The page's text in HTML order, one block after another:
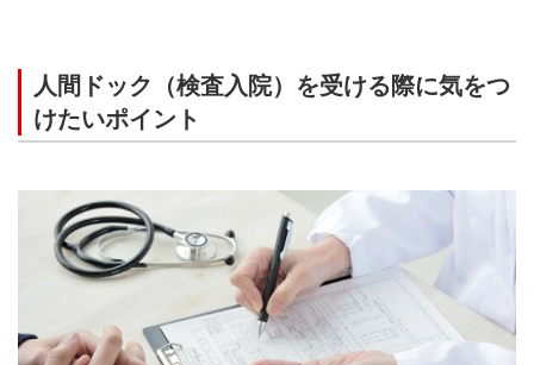
人間ドック（検査入院）を受ける際に気をつ
けたいポイント